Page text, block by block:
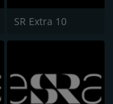
SR Extra 10